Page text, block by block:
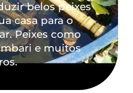
belos peixes
casa para o
Peixes como
e muitos